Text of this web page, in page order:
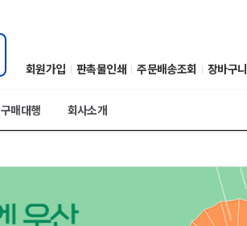
회원가입 판촉물인쇄 주문배송조회 장바구니
구매대행 회사소개